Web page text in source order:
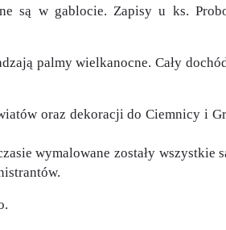
są w gablocie. Zapisy u ks.
palmy wielkanocne. Cały
oraz dekoracji do Ciemnicy i
wymalowane zostały wszystkie